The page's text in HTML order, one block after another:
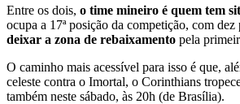
Entre os dois, o time mineiro é quem tem
ocupa a 17ª posição da competição, com dez
deixar a zona de rebaixamento pela
O caminho mais acessível para isso é que,
celeste contra o Imortal, o Corinthians
também neste sábado, às 20h (de Brasília).